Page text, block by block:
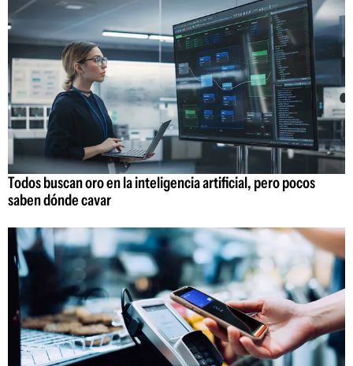
Todos buscan oro en la inteligencia artificial, pero pocos
saben dónde cavar